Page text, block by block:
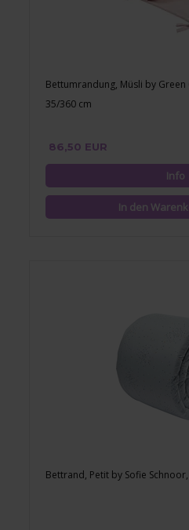
Bettumrandung, Müsli by
35/360 cm
86,50 EUR
Bettrand, Petit by Sofie